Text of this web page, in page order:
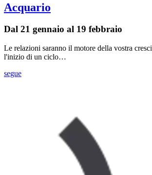
Acquario
Dal 21 gennaio al 19 febbraio
Le relazioni saranno il motore della vostra
l'inizio di un ciclo…
segue